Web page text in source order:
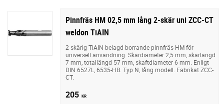
Pinnfräs HM 02,5 mm lång 2-skär uni ZCC-CT
weldon TiAIN
2-skärig TiAIN-belagd borrande pinnfräs HM för
universell användning. Skärdiameter 2,5 mm, skärlängd
7 mm, totallängd 57 mm, skaftdiameter 6 mm. Enligt
DIN 6527L, 6535-HB. Typ N, lång modell. Fabrikat ZCC-
CT.
205 KR